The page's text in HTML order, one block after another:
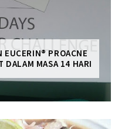
EUCERIN® PROACNE
DALAM MASA 14 HARI